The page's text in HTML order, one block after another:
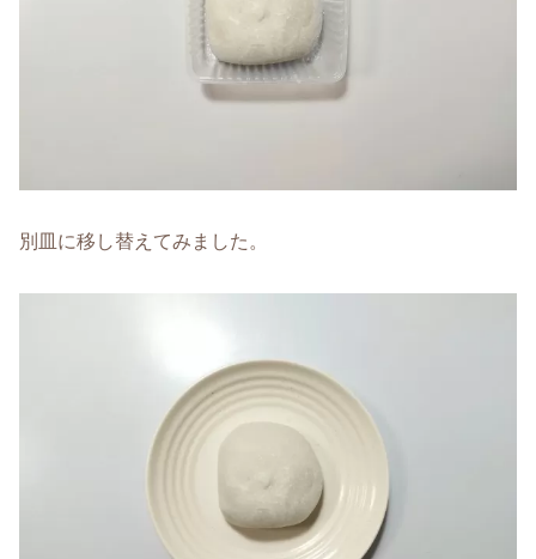
別皿に移し替えてみました。